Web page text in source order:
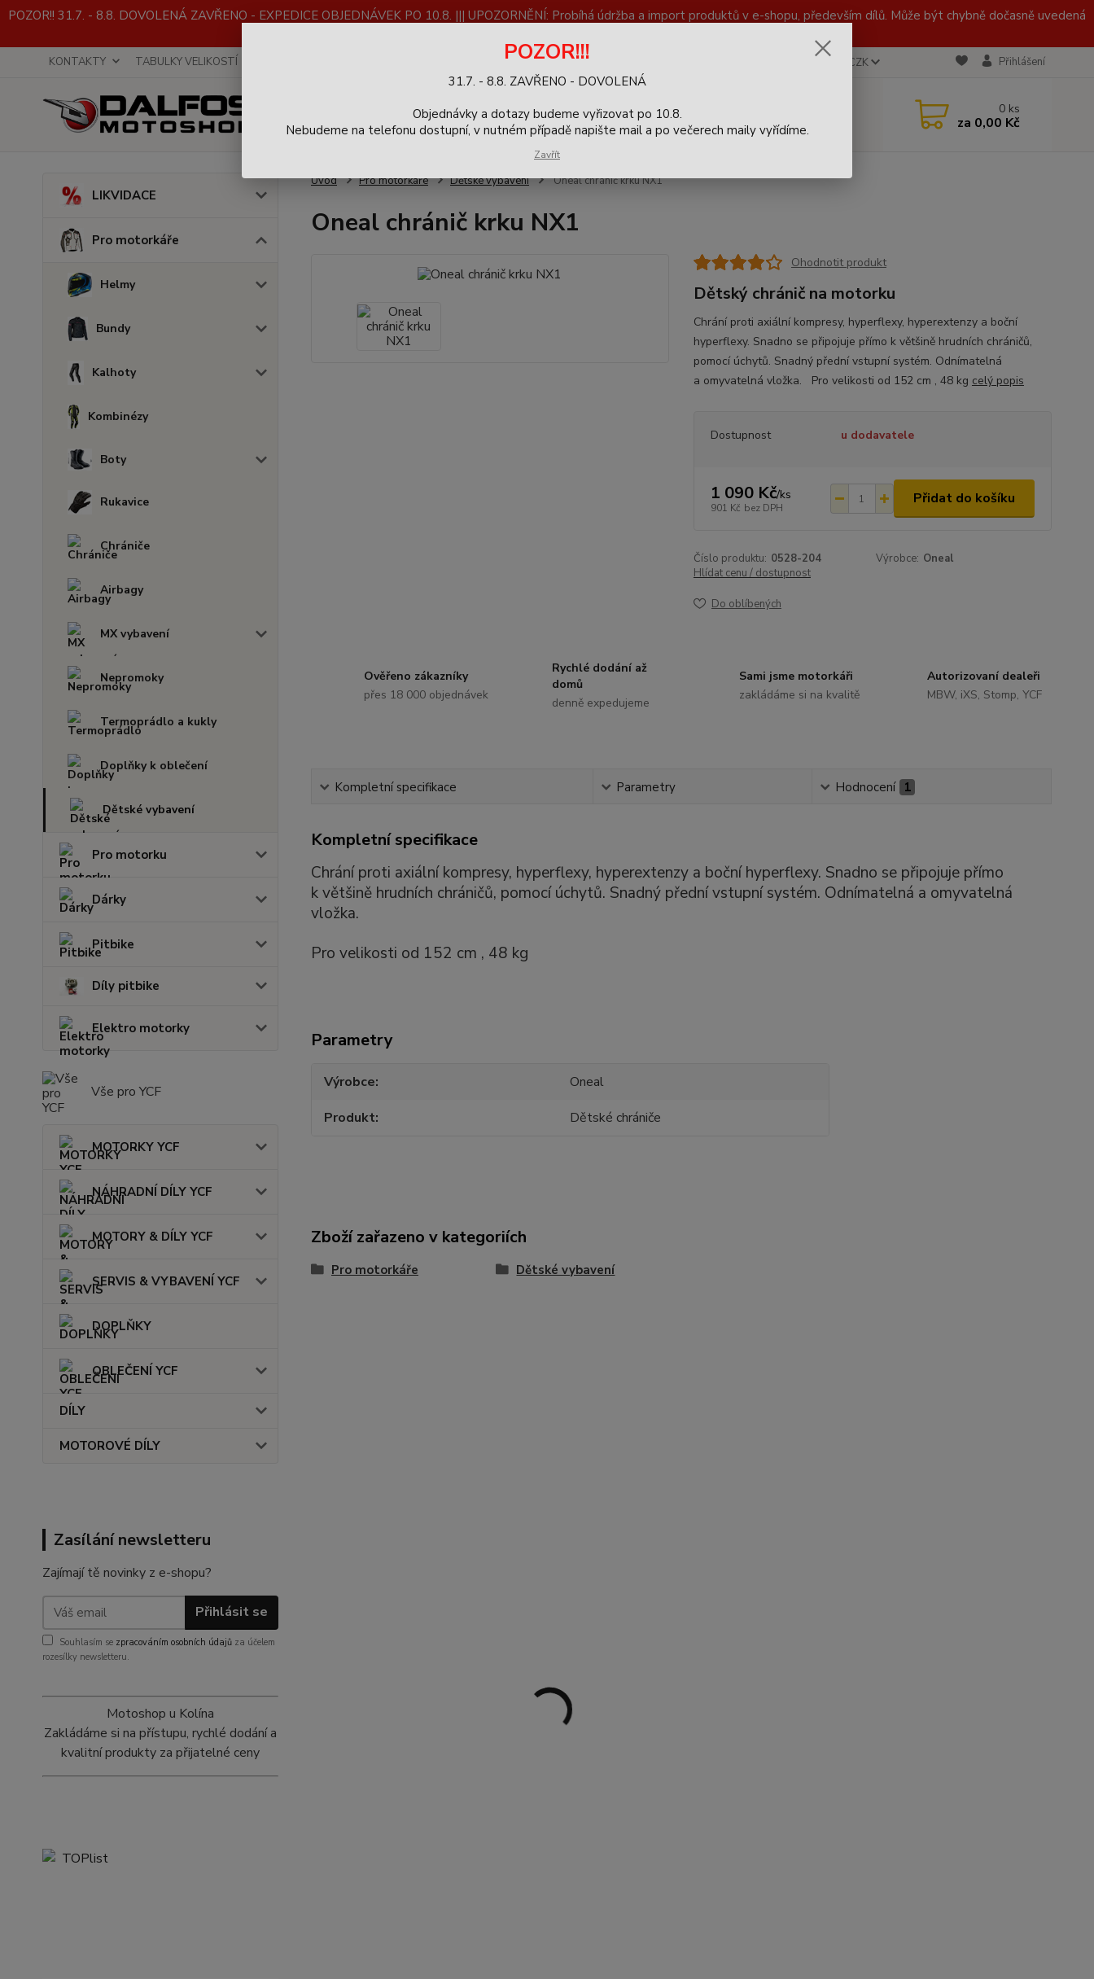
POZOR!! 31.7. - 8.8. DOVOLENÁ ZAVŘENO - EXPEDICE OBJEDNÁVEK PO 10.8. ||| UPOZORNĚNÍ: Probíhá údržba a import produktů v e-shopu, především dílů. Může být chybně dočasně uvedená
KONTAKTY TABULKY VELIKOSTÍ Zpětný odběr výrobků CZK Přihlášení
Hledat 9-16h
0 ks
za 0,00 Kč
LIKVIDACE
Pro motorkáře
Helmy
Bundy
Kalhoty
Kombinézy
Boty
Rukavice
Chrániče
Airbagy
MX vybavení
Nepromoky
Termoprádlo a kukly
Doplňky k oblečení
Dětské vybavení
Pro motorku
Dárky
Pitbike
Díly pitbike
Elektro motorky
Vše pro YCF
MOTORKY YCF
NÁHRADNÍ DÍLY YCF
MOTORY & DÍLY YCF
SERVIS & VYBAVENÍ YCF
DOPLŇKY
OBLEČENÍ YCF
DÍLY
MOTOROVÉ DÍLY
Zasílání newsletteru
Zajímají tě novinky z e-shopu?
Přihlásit se
Souhlasím se zpracováním osobních údajů za účelem
rozesílky newsletteru.
Motoshop u Kolína
Zakládáme si na přístupu, rychlé dodání a
kvalitní produkty za přijatelné ceny
Úvod Pro motorkáře Dětské vybavení Oneal chránič krku NX1
Oneal chránič krku NX1
Ohodnotit produkt
Dětský chránič na motorku
Chrání proti axiální kompresy, hyperflexy, hyperextenzy a boční
hyperflexy. Snadno se připojuje přímo k většině hrudních chráničů,
pomocí úchytů. Snadný přední vstupní systém. Odnímatelná
a omyvatelná vložka. Pro velikosti od 152 cm , 48 kg celý popis
Dostupnost u dodavatele
1 090 Kč/ks
901 Kč bez DPH
Přidat do košíku
Číslo produktu: 0528-204 Výrobce: Oneal
Hlídat cenu / dostupnost
Do oblíbených
Ověřeno zákazníky
přes 18 000 objednávek
Rychlé dodání až
domů
denně expedujeme
Sami jsme motorkáři
zakládáme si na kvalitě
Autorizovaní dealeři
MBW, iXS, Stomp, YCF
Kompletní specifikace Parametry Hodnocení 1
Kompletní specifikace
Chrání proti axiální kompresy, hyperflexy, hyperextenzy a boční hyperflexy. Snadno se připojuje přímo
k většině hrudních chráničů, pomocí úchytů. Snadný přední vstupní systém. Odnímatelná a omyvatelná
vložka.
Pro velikosti od 152 cm , 48 kg
Parametry
Výrobce
Oneal
Produkt
Dětské chrániče
Zboží zařazeno v kategoriích
Pro motorkáře Dětské vybavení
POZOR!!!
31.7. - 8.8. ZAVŘENO - DOVOLENÁ
Objednávky a dotazy budeme vyřizovat po 10.8.
Nebudeme na telefonu dostupní, v nutném případě napište mail a po večerech maily vyřídíme.
Zavřít